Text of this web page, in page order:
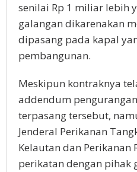
senilai Rp 1 miliar lebih
galangan dikarenakan
dipasang pada kapal
pembangunan.
Meskipun kontraknya
addendum
terpasang tersebut,
Jenderal Perikanan
Kelautan dan Perikanan
perikatan dengan pihak